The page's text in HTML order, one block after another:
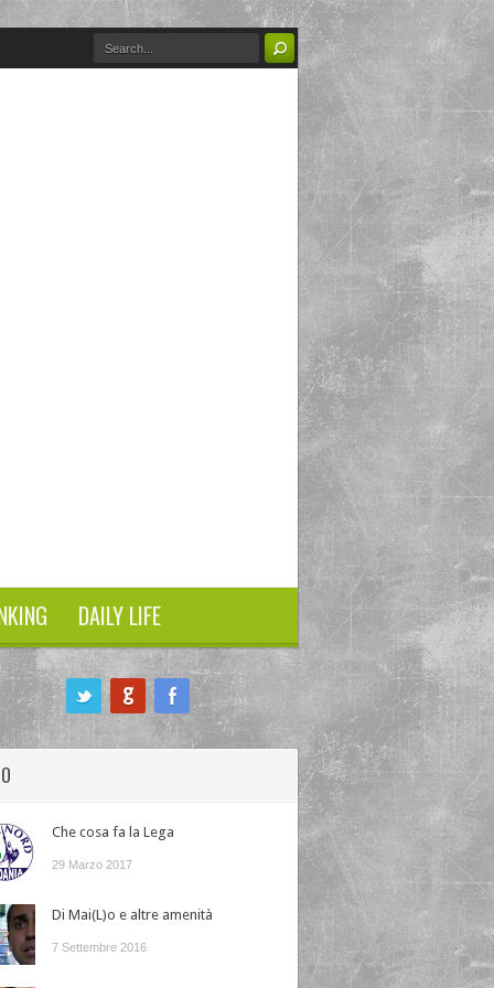
DAILY LIFE
Che cosa fa la Lega
29 Marzo 2017
Di Mai(L)o e altre amenità
7 Settembre 2016